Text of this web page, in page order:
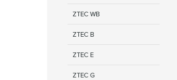
ZTEC WB
ZTEC B
ZTEC E
ZTEC G